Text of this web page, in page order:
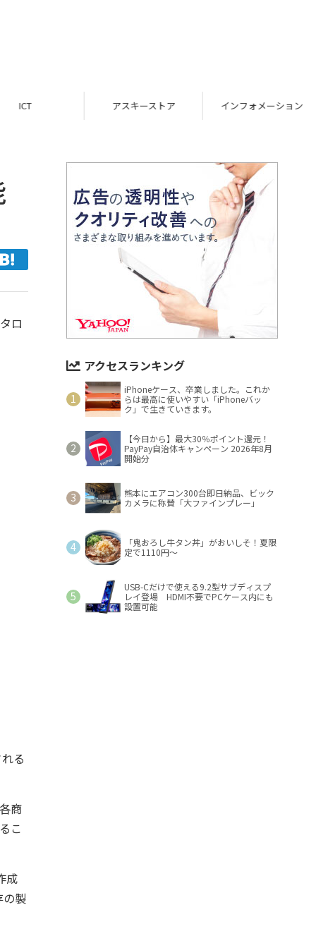
ICT アスキーストア インフォメーション
ロ
る
商
こ
成
の製
アクセスランキング
iPhoneケース、卒業しました。これか
らは最高に使いやすい「iPhoneバッ
ク」で生きていきます。
【今日から】最大30％ポイント還元！
PayPay自治体キャンペーン 2026年8月
開始分
熊本にエアコン300台即日納品、ビック
カメラに称賛「大ファインプレー」
「鬼おろし牛タン丼」がおいしそ！夏限
定で1110円～
USB-Cだけで使える9.2型サブディスプ
レイ登場 HDMI不要でPCケース内にも
設置可能